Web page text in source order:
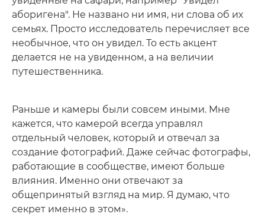
аборигена". Не названо ни имя, ни слова об их
семьях. Просто исследователь перечисляет все
необычное, что он увидел. То есть акцент
делается не на увиденном, а на величии
путешественника.
Раньше и камеры были совсем иными. Мне
кажется, что камерой всегда управлял
отдельный человек, который и отвечал за
создание фотографий. Даже сейчас фотографы,
работающие в сообществе, имеют больше
влияния. Именно они отвечают за
общепринятый взгляд на мир. Я думаю, что
секрет именно в этом».